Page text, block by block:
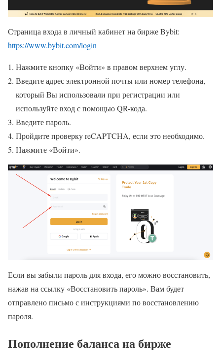
Страница входа в личный кабинет на бирже Bybit:
https://www.bybit.com/login
Нажмите кнопку «Войти» в правом верхнем углу.
Введите адрес электронной почты или номер телефона,
который Вы использовали при регистрации или
используйте вход с помощью QR-кода.
Введите пароль.
Пройдите проверку reCAPTCHA, если это необходимо.
Нажмите «Войти».
Если вы забыли пароль для входа, его можно восстановить,
нажав на ссылку «Восстановить пароль». Вам будет
отправлено письмо с инструкциями по восстановлению
пароля.
Пополнение баланса на бирже